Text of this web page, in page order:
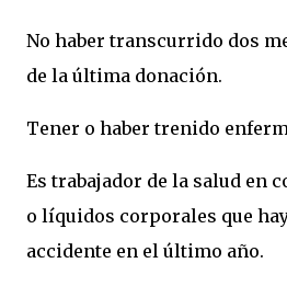
No haber transcurrido dos
de la última donación.
Tener o haber trenido
Es trabajador de la salud en
o líquidos corporales que
accidente en el último año.